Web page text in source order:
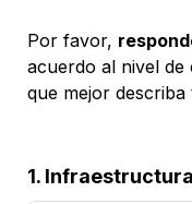
Por favor,
acuerdo al nivel
que mejor
1.